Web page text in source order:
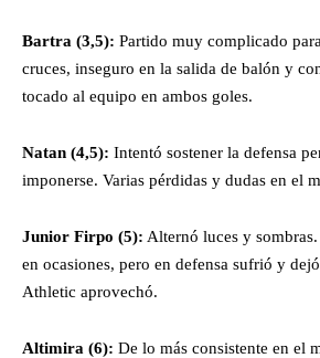
Bartra (3,5): Partido muy complicado
cruces, inseguro en la salida de balón y
tocado al equipo en ambos goles.
Natan (4,5): Intentó sostener la defensa
imponerse. Varias pérdidas y dudas en el
Junior Firpo (5): Alternó luces y
en ocasiones, pero en defensa sufrió y
Athletic aprovechó.
Altimira (6): De lo más consistente en el